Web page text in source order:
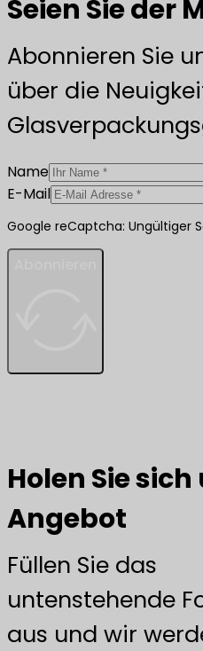
Seien Sie der
Abonnieren Sie
über die
Name
E-Mail
Google reCaptcha: Ungültiger
Holen Sie
Angebot
Füllen Sie das
untenstehende
aus und wir